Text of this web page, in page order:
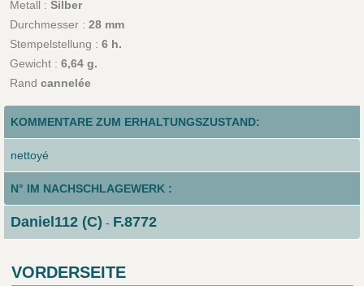
Metall : Silber
Durchmesser : 28 mm
Stempelstellung : 6 h.
Gewicht : 6,64 g.
Rand cannelée
KOMMENTARE ZUM ERHALTUNGSZUSTAND:
nettoyé
N° IM NACHSCHLAGEWERK :
Daniel112 (C) - F.8772
VORDERSEITE